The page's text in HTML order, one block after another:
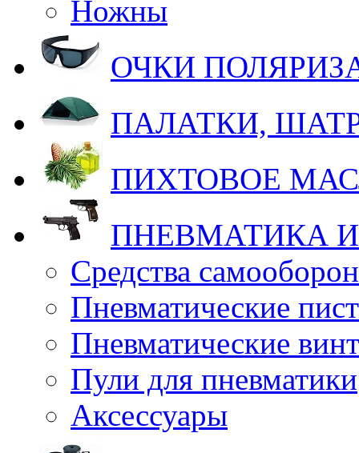
Ножны
ОЧКИ
ПАЛАТКИ,
ПИХТОВОЕ
ПНЕВМАТИКА
Средства
Пневматические
Пневматические
Пули для пневматики
Аксессуары